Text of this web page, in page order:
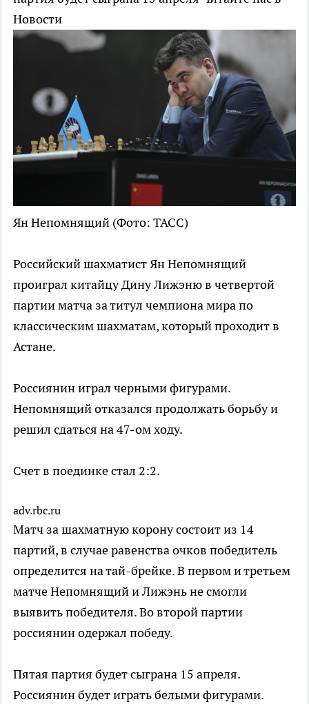
Новости
Ян Непомнящий (Фото: ТАСС)
Российский шахматист Ян Непомнящий
проиграл китайцу Дину Лижэню в четвертой
партии матча за титул чемпиона мира по
классическим шахматам, который проходит в
Астане.
Россиянин играл черными фигурами.
Непомнящий отказался продолжать борьбу и
решил сдаться на 47-ом ходу.
Счет в поединке стал 2:2.
adv.rbc.ru
Матч за шахматную корону состоит из 14
партий, в случае равенства очков победитель
определится на тай-брейке. В первом и третьем
матче Непомнящий и Лижэнь не смогли
выявить победителя. Во второй партии
россиянин одержал победу.
Пятая партия будет сыграна 15 апреля.
Россиянин будет играть белыми фигурами.